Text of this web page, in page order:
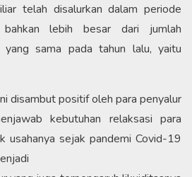
telah disalurkan dalam periode
lebih besar dari jumlah
sama pada tahun lalu, yaitu
disambut positif oleh para penyalur
kebutuhan relaksasi para
usahanya sejak pandemi Covid-19